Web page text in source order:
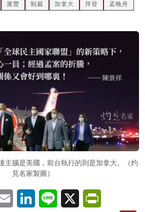
滙豐 制裁 加拿大 拜登
孟晚舟
主腦是美國，前台執行的則是加拿大。（灼
見名家製圖）
Email LinkedInLine X